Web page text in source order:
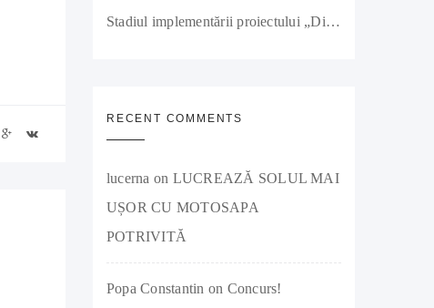
Stadiul implementării proiectului „Diversificarea activității societății RURIS IMPEX SRL prin investiții în producția de remorci agricole și tractoare” a ajuns la 90%
RECENT COMMENTS
lucerna on LUCREAZĂ SOLUL MAI
UȘOR CU MOTOSAPA
POTRIVITĂ
Popa Constantin on Concurs!